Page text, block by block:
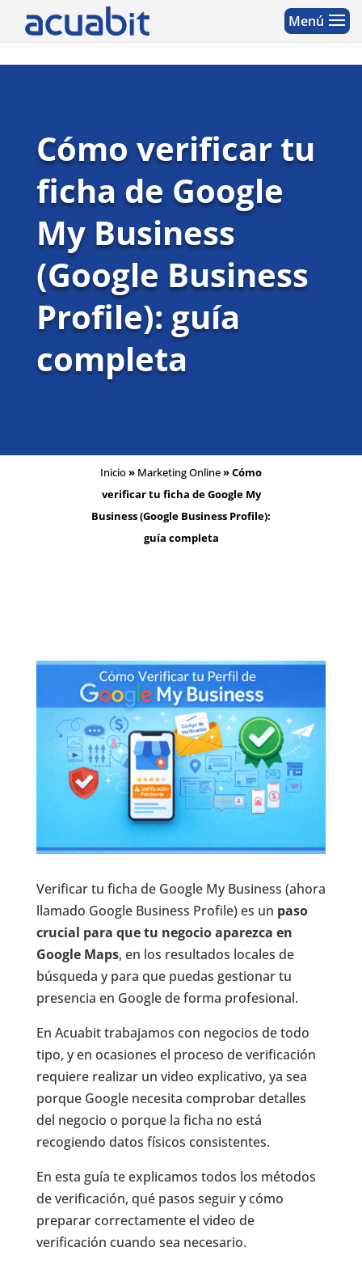
Cómo verificar tu
ficha de Google
My Business
(Google Business
Profile): guía
completa
Inicio» Marketing Online»Cómo
verificar tu ficha de Google My
Business (Google Business Profile):
guía completa
Verificar tu ficha de Google My Business (ahora
llamado Google Business Profile) es un paso
crucial para que tu negocio aparezca en
Google Maps, en los resultados locales de
búsqueda y para que puedas gestionar tu
presencia en Google de forma profesional.
En Acuabit trabajamos con negocios de todo
tipo, y en ocasiones el proceso de verificación
requiere realizar un video explicativo, ya sea
porque Google necesita comprobar detalles
del negocio o porque la ficha no está
recogiendo datos físicos consistentes.
En esta guía te explicamos todos los métodos
de verificación, qué pasos seguir y cómo
preparar correctamente el video de
verificación cuando sea necesario.